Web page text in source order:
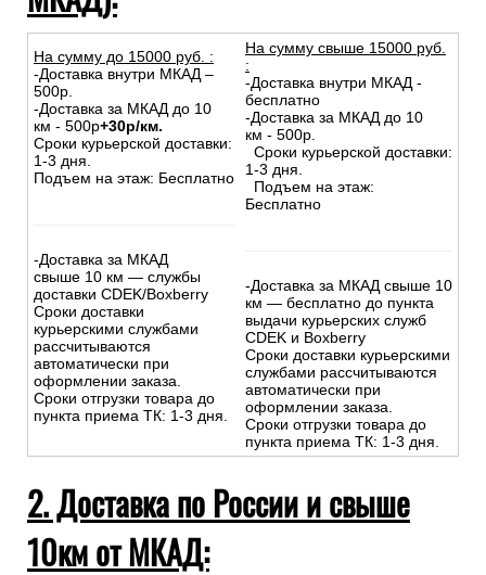
На сумму до 15000 руб. :
-Доставка внутри МКАД –
500р.
-Доставка за МКАД до 10
км - 500р+30р/км.
Сроки курьерской доставки:
1-3 дня.
Подъем на этаж: Бесплатно
-Доставка за МКАД
свыше 10 км — службы
доставки CDEK/Boxberry
Сроки доставки
курьерскими службами
рассчитываются
автоматически при
оформлении заказа.
Сроки отгрузки товара до
пункта приема ТК: 1-3 дня.
На сумму свыше 15000 руб.
:
-Доставка внутри МКАД -
бесплатно
-Доставка за МКАД до 10
км - 500р.
Сроки курьерской доставки:
1-3 дня.
Подъем на этаж:
Бесплатно
-Доставка за МКАД свыше 10
км — бесплатно до пункта
выдачи курьерских служб
CDEK и Boxberry
Сроки доставки курьерскими
службами рассчитываются
автоматически при
оформлении заказа.
Сроки отгрузки товара до
пункта приема ТК: 1-3 дня.
2. Доставка по России и свыше
10км от МКАД: